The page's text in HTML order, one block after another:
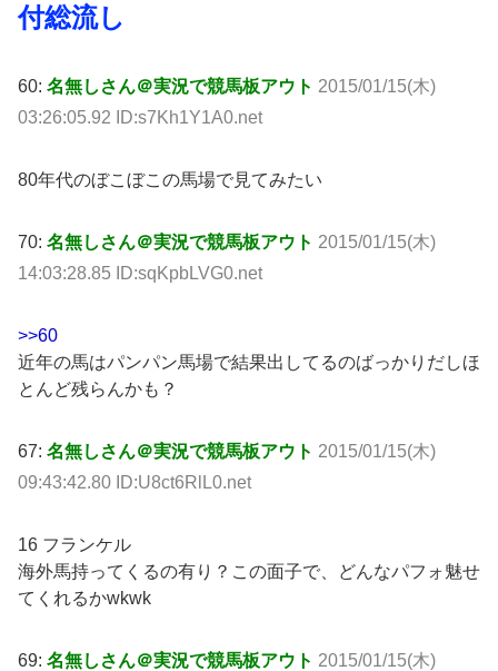
付総流し
60: 名無しさん＠実況で競馬板アウト 2015/01/15(木)
03:26:05.92 ID:s7Kh1Y1A0.net
80年代のぼこぼこの馬場で見てみたい
70: 名無しさん＠実況で競馬板アウト 2015/01/15(木)
14:03:28.85 ID:sqKpbLVG0.net
>>60
近年の馬はパンパン馬場で結果出してるのばっかりだしほ
とんど残らんかも？
67: 名無しさん＠実況で競馬板アウト 2015/01/15(木)
09:43:42.80 ID:U8ct6RlL0.net
16 フランケル
海外馬持ってくるの有り？この面子で、どんなパフォ魅せ
てくれるかwkwk
69: 名無しさん＠実況で競馬板アウト 2015/01/15(木)